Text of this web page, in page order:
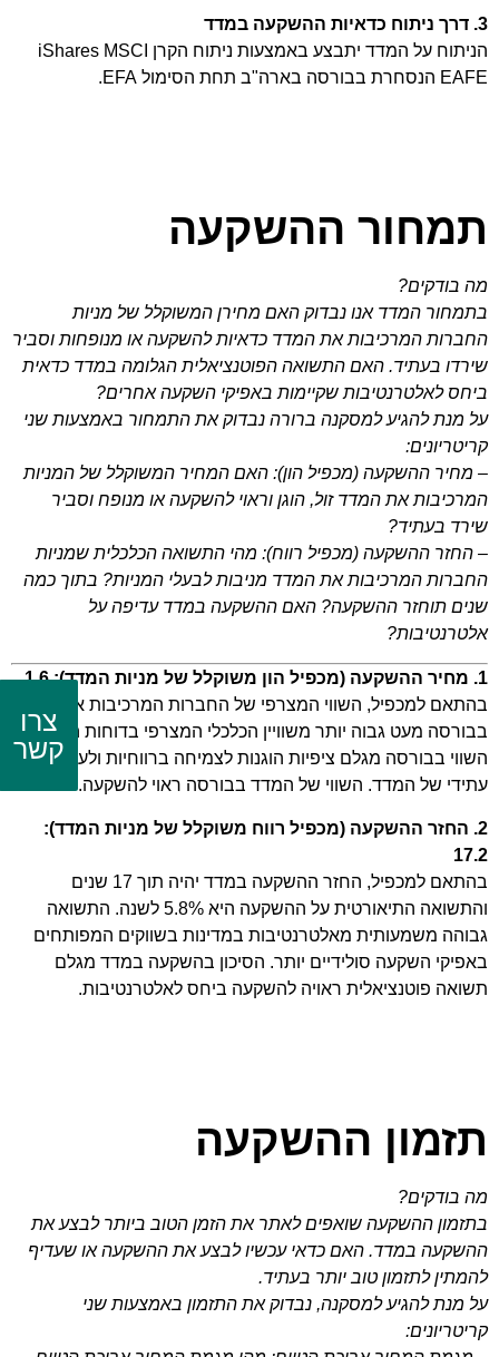
3. דרך ניתוח כדאיות ההשקעה במדד
הניתוח על המדד יתבצע באמצעות ניתוח הקרן iShares MSCI
EAFE הנסחרת בבורסה בארה"ב תחת הסימול EFA.
תמחור ההשקעה
מה בודקים?
בתמחור המדד אנו נבדוק האם מחירן המשוקלל של מניות
החברות המרכיבות את המדד כדאיות להשקעה או מנופחות וסביר
שירדו בעתיד. האם התשואה הפוטנציאלית הגלומה במדד כדאית
ביחס לאלטרנטיבות שקיימות באפיקי השקעה אחרים?
על מנת להגיע למסקנה ברורה נבדוק את התמחור באמצעות שני
קריטריונים:
– מחיר ההשקעה (מכפיל הון): האם המחיר המשוקלל של המניות
המרכיבות את המדד זול, הוגן וראוי להשקעה או מנופח וסביר
שירד בעתיד?
– החזר ההשקעה (מכפיל רווח): מהי התשואה הכלכלית שמניות
החברות המרכיבות את המדד מניבות לבעלי המניות? בתוך כמה
שנים תוחזר ההשקעה? האם ההשקעה במדד עדיפה על
אלטרנטיבות?
1. מחיר ההשקעה (מכפיל הון משוקלל של מניות המדד): 1.6
בהתאם למכפיל, השווי המצרפי של החברות המרכיבות את המדד
בבורסה מעט גבוה יותר משוויין הכלכלי המצרפי בדוחות הכספיים.
השווי בבורסה מגלם ציפיות הוגנות לצמיחה ברווחיות ולעליית ערך
עתידי של המדד. השווי של המדד בבורסה ראוי להשקעה.
2. החזר ההשקעה (מכפיל רווח משוקלל של מניות המדד):
17.2
בהתאם למכפיל, החזר ההשקעה במדד יהיה תוך 17 שנים
והתשואה התיאורטית על ההשקעה היא 5.8% לשנה. התשואה
גבוהה משמעותית מאלטרנטיבות במדינות בשווקים המפותחים
באפיקי השקעה סולידיים יותר. הסיכון בהשקעה במדד מגלם
תשואה פוטנציאלית ראויה להשקעה ביחס לאלטרנטיבות.
תזמון ההשקעה
מה בודקים?
בתזמון ההשקעה שואפים לאתר את הזמן הטוב ביותר לבצע את
ההשקעה במדד. האם כדאי עכשיו לבצע את ההשקעה או שעדיף
להמתין לתזמון טוב יותר בעתיד.
על מנת להגיע למסקנה, נבדוק את התזמון באמצעות שני
קריטריונים:
צרו
קשר